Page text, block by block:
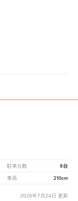
駐車台数 8台
車高 210cm
2026年7月24日 更新